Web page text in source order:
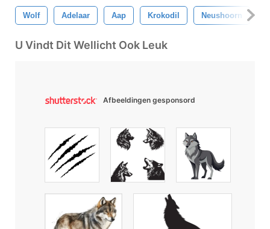
Wolf Adelaar Aap Krokodil Neushoorn
U Vindt Dit Wellicht Ook Leuk
Afbeeldingen gesponsord